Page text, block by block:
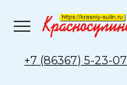
содержанию
+7 (86367) 5-23-07